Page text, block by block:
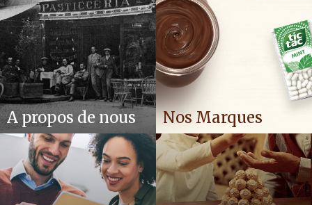
A propos de nous Nos Marques